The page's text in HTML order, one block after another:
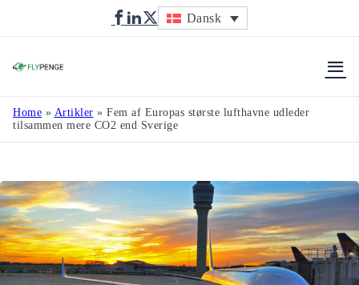
Dansk
Home » Artikler » Fem af Europas største lufthavne udleder
tilsammen mere CO2 end Sverige